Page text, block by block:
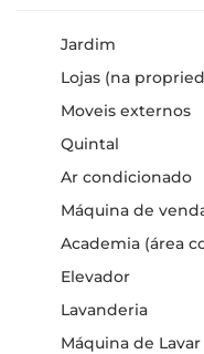
Jardim
Lojas (na
Moveis externos
Quintal
Ar condicionado
Máquina de
Academia (área
Elevador
Lavanderia
Máquina de